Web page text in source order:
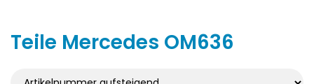
ThermoKing (5)
Teile Mercedes OM636